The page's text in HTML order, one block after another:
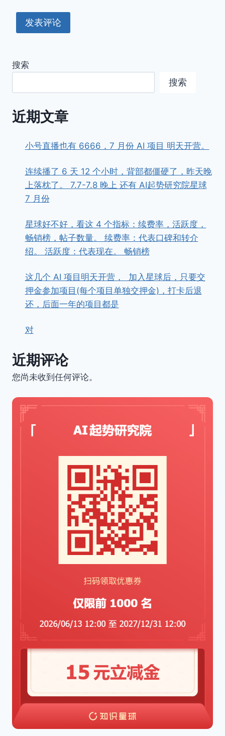
搜索
搜索
近期文章
小号直播也有 6666，7 月份 AI 项目 明天开营。
连续播了 6 天 12 个小时，背部都僵硬了，昨天晚
上落枕了。 7.7-7.8 晚上 还有 AI起势研究院星球
7 月份
星球好不好，看这 4 个指标：续费率，活跃度，
畅销榜，帖子数量。 续费率：代表口碑和转介
绍。 活跃度：代表现在。 畅销榜
这几个 AI 项目明天开营， ​ ​加入星球后，只要交
押金参加项目(每个项目单独交押金)，打卡后退
还，后面一年的项目都是
对
近期评论
您尚未收到任何评论。